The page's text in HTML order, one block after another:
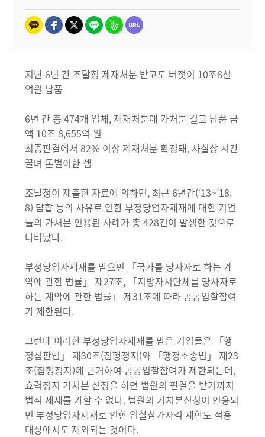
지난 6년 간 조달청 제재처분 받고도 버젓이 10조8천
억원 납품
6년 간 총 474개 업체, 제재처분에 가처분 걸고 납품 금
액 10조 8,655억 원
최종판결에서 82% 이상 제재처분 확정돼, 사실상 시간
끌며 돈벌이한 셈
조달청이 제출한 자료에 의하면, 최근 6년간(‘13~’18.
8) 담합 등의 사유로 인한 부정당업자제재에 대한 기업
들의 가처분 인용된 사례가 총 428건이 발생한 것으로
나타났다.
부정당업자제재를 받으면 「국가를 당사자로 하는 계
약에 관한 법률」 제27조, 「지방자치단체를 당사자로
하는 계약에 관한 법률」 제31조에 따라 공공입찰참여
가 제한된다.
그런데 이러한 부정당업자제재를 받은 기업들은 「행
정심판법」 제30조(집행정지)와 「행정소송법」 제23
조(집행정지)에 근거하여 공공입찰참여가 제한되는데,
효력정지 가처분 신청을 하면 법원의 판결을 받기까지
법적 제재를 가할 수 없다. 법원의 가처분신청이 인용되
면 부정당업자제재로 인한 입찰참가자격 제한도 적용
대상에서도 제외되는 것이다.